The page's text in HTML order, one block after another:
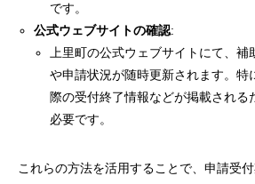
です。
公式ウェブサイトの確認:
上里町の公式ウェブサイトにて、補
や申請状況が随時更新されます。特
際の受付終了情報などが掲載される
必要です。
これらの方法を活用することで、申請受